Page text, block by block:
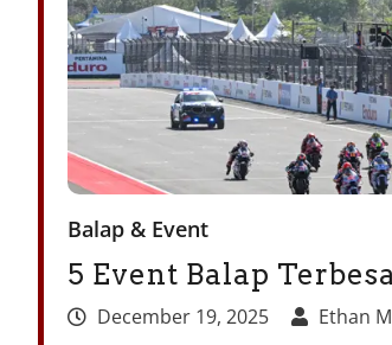
Balap & Event
5 Event Balap
December 19, 2025 Ethan